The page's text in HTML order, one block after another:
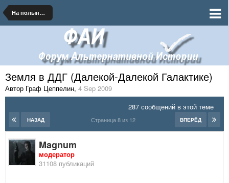
На полынных тропинках далеких планет
Земля в ДДГ (Далекой-Далекой Галактике)
Автор Граф Цеппелин, 4 Sep 2009
287 сообщений в этой теме
НАЗАД ВПЕРЁД
Страница 8 из 12
Magnum
модератор
31108 публикаций